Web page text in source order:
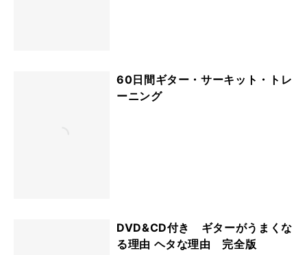
60日間ギター・サーキット・トレ
ーニング
DVD&CD付き ギターがうまくな
る理由 ヘタな理由 完全版